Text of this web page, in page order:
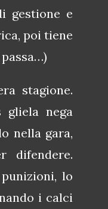
gestione e
poi tiene
stagione.
gliela nega
nella gara,
difendere.
lo
i calci